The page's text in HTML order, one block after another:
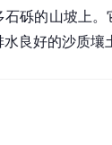
砾的山坡上
良好的沙质壤